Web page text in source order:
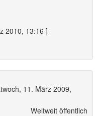
2010, 13:16 ]
11. März 2009,
Weltweit öffentlich